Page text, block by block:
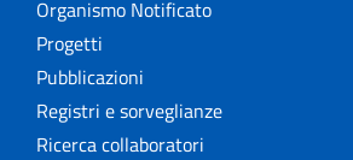
Organismo Notificato
Progetti
Pubblicazioni
Registri e sorveglianze
Ricerca collaboratori